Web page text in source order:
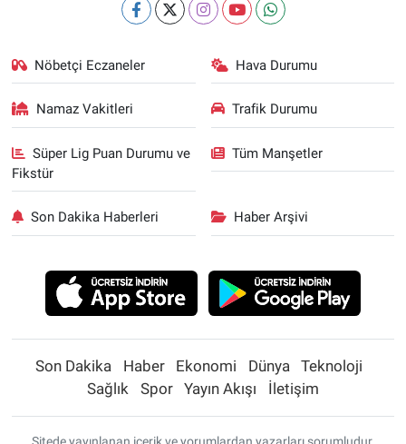
Nöbetçi Eczaneler Hava Durumu
Namaz Vakitleri Trafik Durumu
Süper Lig Puan Durumu ve
Fikstür
Tüm Manşetler
Son Dakika Haberleri Haber Arşivi
Son Dakika Haber Ekonomi Dünya
Teknoloji
Sağlık
Spor Yayın Akışı İletişim